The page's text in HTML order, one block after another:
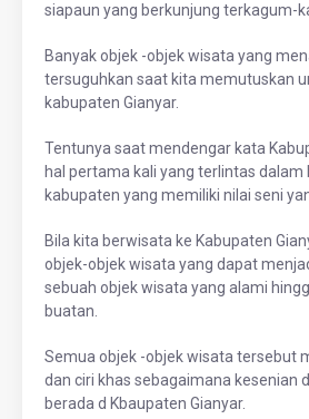
siapaun yang berkunjung terkagum-
Banyak objek -objek wisata yang
tersuguhkan saat kita memutuskan
kabupaten Gianyar.
Tentunya saat mendengar kata
hal pertama kali yang terlintas dalam
kabupaten yang memiliki nilai seni
Bila kita berwisata ke Kabupaten
objek-objek wisata yang dapat
sebuah objek wisata yang alami
buatan.
Semua objek -objek wisata tersebut
dan ciri khas sebagaimana kesenian
berada d Kbaupaten Gianyar.